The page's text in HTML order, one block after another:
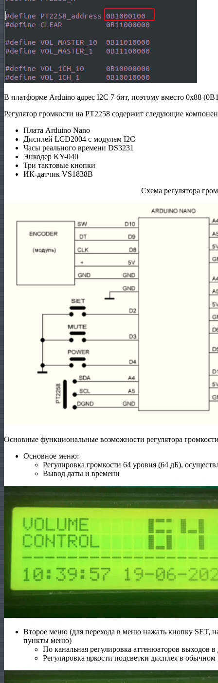
В платформе Arduino адрес I2C 7 бит, поэтому вместо 0х88
Регулятор громкости на PT2258 содержит следующие
Плата Arduino Nano
Дисплей LCD2004 с модулем I2C
Часы реального времени DS3231
Энкодер KY-040
Три тактовые кнопки
ИК-датчик VS1838B
Схема регулятора
Основные функциональные возможности регулятора
Основное меню:
Регулировка громкости 64 уровня (64 дБ),
Вывод даты и времени
Второе меню (для перехода в меню нажать кнопку SET,
пункты меню)
По канальная регулировка аттенюаторов выходов
Регулировка яркости подсветки дисплея в